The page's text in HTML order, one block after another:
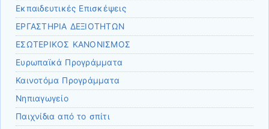
Εκπαιδευτικές Επισκέψεις
ΕΡΓΑΣΤΗΡΙΑ ΔΕΞΙΟΤΗΤΩΝ
ΕΣΩΤΕΡΙΚΟΣ ΚΑΝΟΝΙΣΜΟΣ
Ευρωπαϊκά Προγράμματα
Καινοτόμα Προγράμματα
Νηπιαγωγείο
Παιχνίδια από το σπίτι